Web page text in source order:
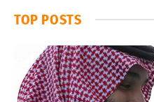
TOP POSTS